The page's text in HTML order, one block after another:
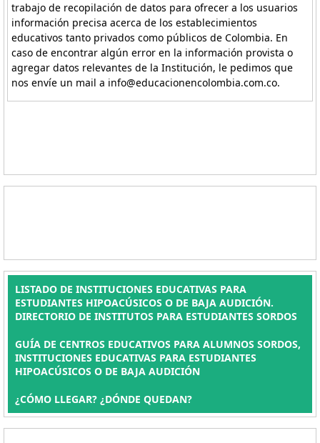
trabajo de recopilación de datos para ofrecer a los usuarios
información precisa acerca de los establecimientos
educativos tanto privados como públicos de Colombia. En
caso de encontrar algún error en la información provista o
agregar datos relevantes de la Institución, le pedimos que
nos envíe un mail a info@educacionencolombia.com.co.
LISTADO DE INSTITUCIONES EDUCATIVAS PARA
ESTUDIANTES HIPOACÚSICOS O DE BAJA AUDICIÓN.
DIRECTORIO DE INSTITUTOS PARA ESTUDIANTES SORDOS
GUÍA DE CENTROS EDUCATIVOS PARA ALUMNOS SORDOS,
INSTITUCIONES EDUCATIVAS PARA ESTUDIANTES
HIPOACÚSICOS O DE BAJA AUDICIÓN
¿CÓMO LLEGAR? ¿DÓNDE QUEDAN?